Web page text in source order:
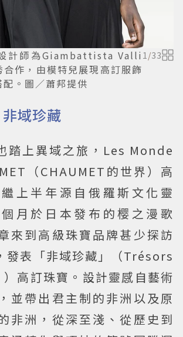
計師為Giambattista Valli
合作，由模特兒展現高訂服飾
。圖／蕭邦提供
1 /33
域珍藏
踏上異域之旅，Les Monde
（CHAUMET的世界）高
上半年源自俄羅斯文化靈
月於日本發布的樱之漫歌
來到高級珠寶品牌甚少探訪
發表「非域珍藏」（Trésors
高訂珠寶。設計靈感自藝術
並帶出君主制的非洲以及原
非洲，從深至淺、從歷史到